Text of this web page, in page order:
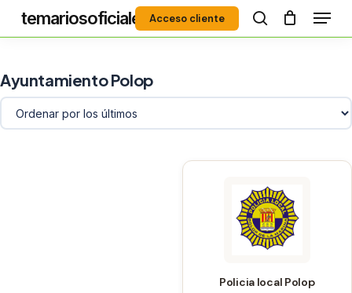
temariosoficiales
Acceso cliente
search
Menú
Ayuntamiento Polop
Policia local Polop